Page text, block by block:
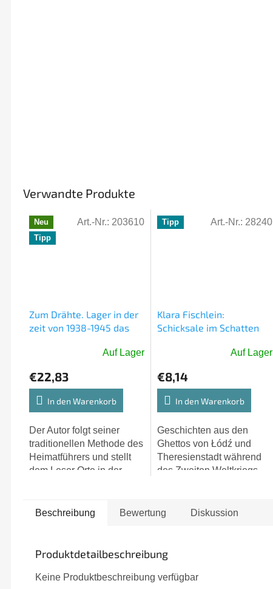
Verwandte Produkte
Neu
Tipp
Zum Drähte. Lager in der
zeit von 1938-1945 das
Tschechische Republik -
Auf Lager
€22,83
In den Warenkorb
Der Autor folgt seiner
traditionellen Methode des
Heimatführers und stellt
dem Leser Orte in der
die
Art.-Nr.: 203610 Tipp
Klara Fischlein:
Schicksale im Schatten
Auf Lager
€8,14
In den Warenkorb
Geschichten aus den
Ghettos von Łódź und
Theresienstadt während
des Zweiten Weltkriegs
Art.-Nr.: 28240
Beschreibung Bewertung Diskussion
Produktdetailbeschreibung
Keine Produktbeschreibung verfügbar